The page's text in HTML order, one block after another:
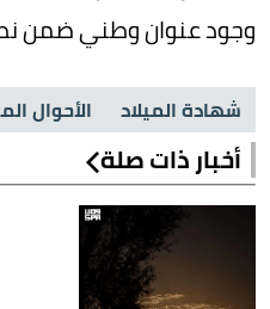
وجود عنوان وطني ضمن
شهادة الميلاد الأحوال
أخبار ذات صلة